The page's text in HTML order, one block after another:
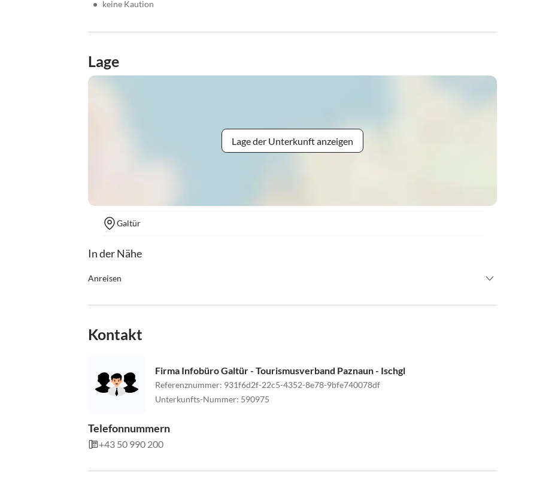
• keine Kaution
Lage
Lage der Unterkunft anzeigen
Galtür
In der Nähe
Anreisen
Kontakt
Firma Infobüro Galtür - Tourismusverband Paznaun - Ischgl
Referenznummer: 931f6d2f-22c5-4352-8e78-9bfe740078df
Unterkunfts-Nummer: 590975
Telefonnummern
+43 50 990 200